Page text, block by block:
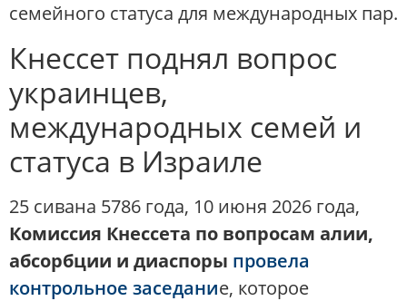
семейного статуса для международных пар.
Кнессет поднял вопрос
украинцев,
международных семей и
статуса в Израиле
25 сивана 5786 года, 10 июня 2026 года,
Комиссия Кнессета по вопросам алии,
абсорбции и диаспоры провела
контрольное заседание, которое